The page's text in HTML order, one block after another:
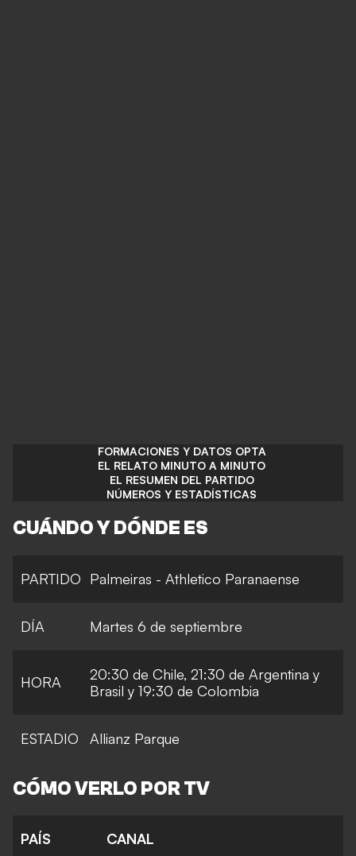
FORMACIONES Y DATOS OPTA
EL RELATO MINUTO A MINUTO
EL RESUMEN DEL PARTIDO
NÚMEROS Y ESTADÍSTICAS
CUÁNDO Y DÓNDE ES
PARTIDO Palmeiras - Athletico Paranaense
DÍA Martes 6 de septiembre
HORA
20:30 de Chile, 21:30 de Argentina y
Brasil y 19:30 de Colombia
ESTADIO Allianz Parque
CÓMO VERLO POR TV
PAÍS CANAL